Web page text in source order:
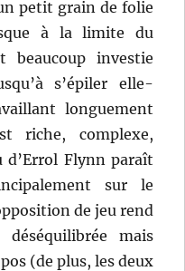
petit grain de folie
à la limite du
beaucoup investie
s’épiler elle-
longuement
riche, complexe,
d’Errol Flynn paraît
sur le
de jeu rend
mais
(de plus, les deux